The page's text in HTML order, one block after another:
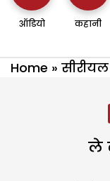
ऑडियो कहानी
Home » सीरीयल
ले